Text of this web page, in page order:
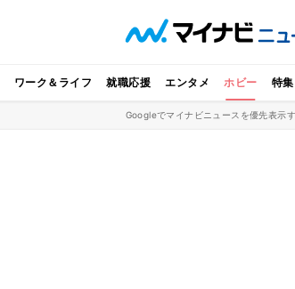
ワーク＆ライフ 就職応援 エンタメ ホビー 特集
Googleでマイナビニュースを優先表示